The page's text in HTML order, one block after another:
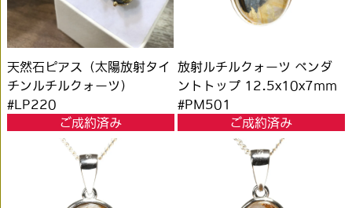
天然石ピアス（太陽放射タイ
チンルチルクォーツ）
#LP220
ご成約済み
放射ルチルクォーツ ペンダ
ントトップ 12.5x10x7mm
#PM501
ご成約済み